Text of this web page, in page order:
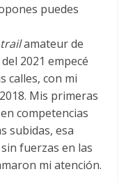
puedes
trailamateur de
2021 empecé
calles, con mi
Mis primeras
competencias
subidas, esa
fuerzas en las
mi atención.